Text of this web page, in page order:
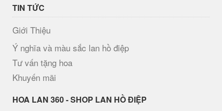
TIN TỨC
Giới Thiệu
Ý nghĩa và màu sắc lan hồ điệp
Tư vấn tặng hoa
Khuyến mãi
H​OA LAN 360 - SHOP LAN HỒ ĐIỆP